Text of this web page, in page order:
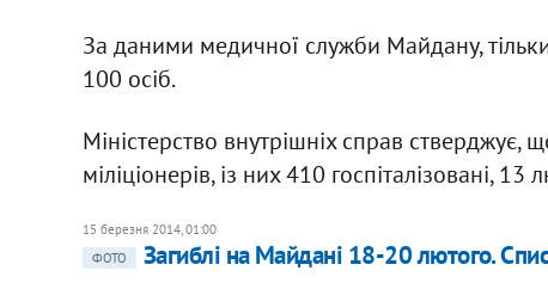
За даними медичної служби Майдану,
100 осіб.
Міністерство внутрішніх справ
міліціонерів, із них 410 госпіталізовані,
15 березня 2014, 01:00
ФОТО
Загиблі на Майдані 18-20 лютого.